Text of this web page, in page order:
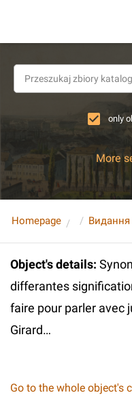
only
More
Homepage Видання
Object's details:
differantes
faire pour parler avec
Girard…
Go to the whole object's